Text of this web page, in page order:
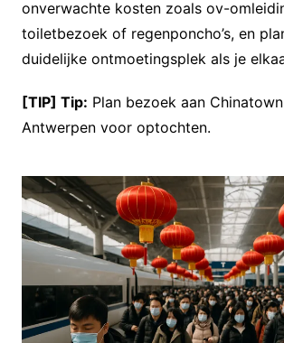
onverwachte kosten zoals ov-
toiletbezoek of regenponcho’s, en
duidelijke ontmoetingsplek als je
[TIP] Tip: Plan bezoek aan
Antwerpen voor optochten.